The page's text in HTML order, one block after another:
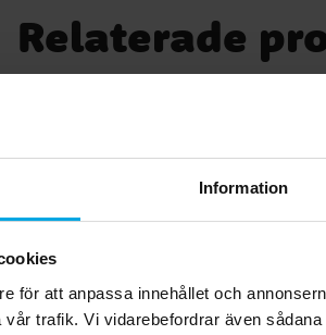
Information
för att anpassa innehållet och
trafik. Vi vidarebefordrar även
Relaterade